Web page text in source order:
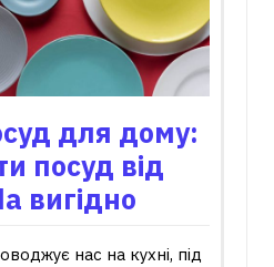
для дому:
посуд від
вигідно
нас на кухні, під